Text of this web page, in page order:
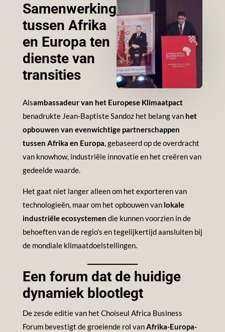
Samenwerking
tussen Afrika
en Europa ten
dienste van
transities
Alsambassadeur van het Europese Klimaatpact
benadrukte Jean-Baptiste Sandoz het belang van het
opbouwen van evenwichtige partnerschappen
tussen Afrika en Europa, gebaseerd op de overdracht
van knowhow, industriële innovatie en het creëren van
gedeelde waarde.
Het gaat niet langer alleen om het exporteren van
technologieën, maar om het opbouwen van lokale
industriële ecosystemen die kunnen voorzien in de
behoeften van de regio's en tegelijkertijd aansluiten bij
de mondiale klimaatdoelstellingen.
Een forum dat de huidige
dynamiek blootlegt
De zesde editie van het Choiseul Africa Business
Forum bevestigt de groeiende rol vanAfrika-Europa-